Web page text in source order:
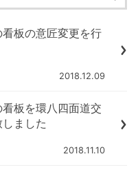
板の意匠変更を行
2018.12.09
板を環八四面道交
ました
2018.11.10